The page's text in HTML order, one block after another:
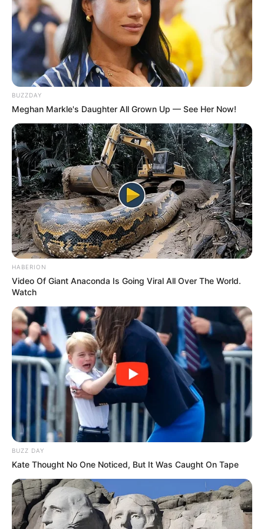
yang membutuhkan senjata bertenaga listrik besar, seperti
adopsi senjata dengan energi laser.
Genesis dikembangkan untuk memberikan konsep modular yang
mirip dengan kendaraan lapis baja Boxer 8×8 buatan Jerman.
Ranpur ini disokong oleh mesin diesel dan powerpack listrik
hybrid yang terletak di bagian depan kendaraan. Penggerak
hybrid /diesel-listrik adalah teknologi di mana pembakaran dari
mesin diesel menggerakkan generator untuk menghasilkan
energi untuk motor listrik di dalam kendaraan.
BUZZDAY
Meghan Markle's Daughter All Grown Up — See Her Now!
HABERION
Video Of Giant Anaconda Is Going Viral All Over The World.
Watch
BUZZ DAY
Kate Thought No One Noticed, But It Was Caught On Tape